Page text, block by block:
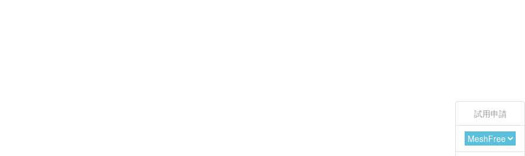
試用申請